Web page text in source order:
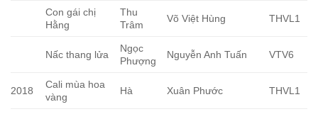
Con gái chị
Hằng
Thu
Trâm
Võ Việt Hùng THVL1
Nấc thang lửa
Ngọc
Phượng
Nguyễn Anh Tuấn VTV6
2018
Cali mùa hoa
vàng
Hà Xuân Phước THVL1